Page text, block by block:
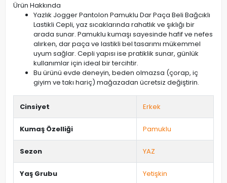
Ürün Hakkında
Yazlık Jogger Pantolon Pamuklu Dar Paça Beli Bağcıklı
Lastikli Cepli, yaz sıcaklarında rahatlık ve şıklığı bir
arada sunar. Pamuklu kumaşı sayesinde hafif ve nefes
alırken, dar paça ve lastikli bel tasarımı mükemmel
uyum sağlar. Cepli yapısı ise pratiklik sunar, günlük
kullanımlar için ideal bir tercihtir.
Bu ürünü evde deneyin, beden olmazsa (çorap, iç
giyim ve takı hariç) mağazadan ücretsiz değiştirin.
Cinsiyet Erkek
Kumaş Özelliği Pamuklu
Sezon YAZ
Yaş Grubu Yetişkin